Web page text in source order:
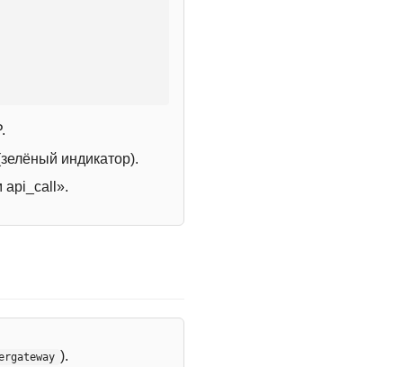
индикатор).
api_call».
).